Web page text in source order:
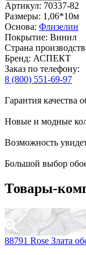
Артикул: 70337-82
Размеры: 1,06*10м
Основа: Флизелин
Покрытие: Винил
Страна
Бренд: АСПЕКТ
Заказ по телефону:
8 (800) 551-69-97
Гарантия качества
Новые и модные
Возможность
Большой выбор
Товары-
88791 Rose Злата